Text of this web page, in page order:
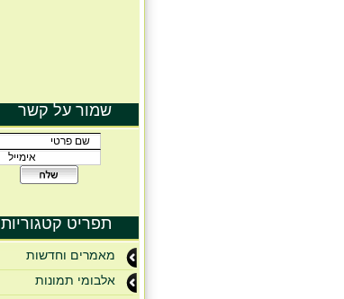
שמור על קשר
תפריט קטגוריות
מאמרים וחדשות
אלבומי תמונות